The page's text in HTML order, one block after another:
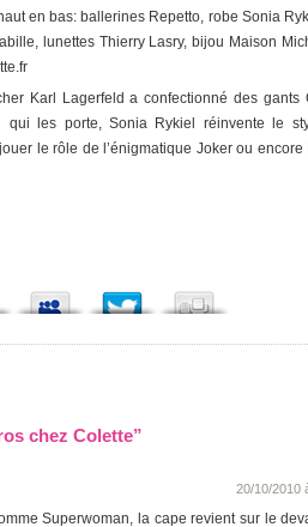
en bas: ballerines Repetto, robe Sonia
lunettes Thierry Lasry, bijou Maison
Karl Lagerfeld a confectionné des gants
les porte, Sonia Rykiel réinvente le
le rôle de l’énigmatique Joker ou encore
chez Colette”
20/10/2010
Superwoman, la cape revient sur le